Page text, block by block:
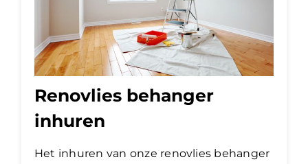
Renovlies behanger
inhuren
Het inhuren van onze renovlies behanger